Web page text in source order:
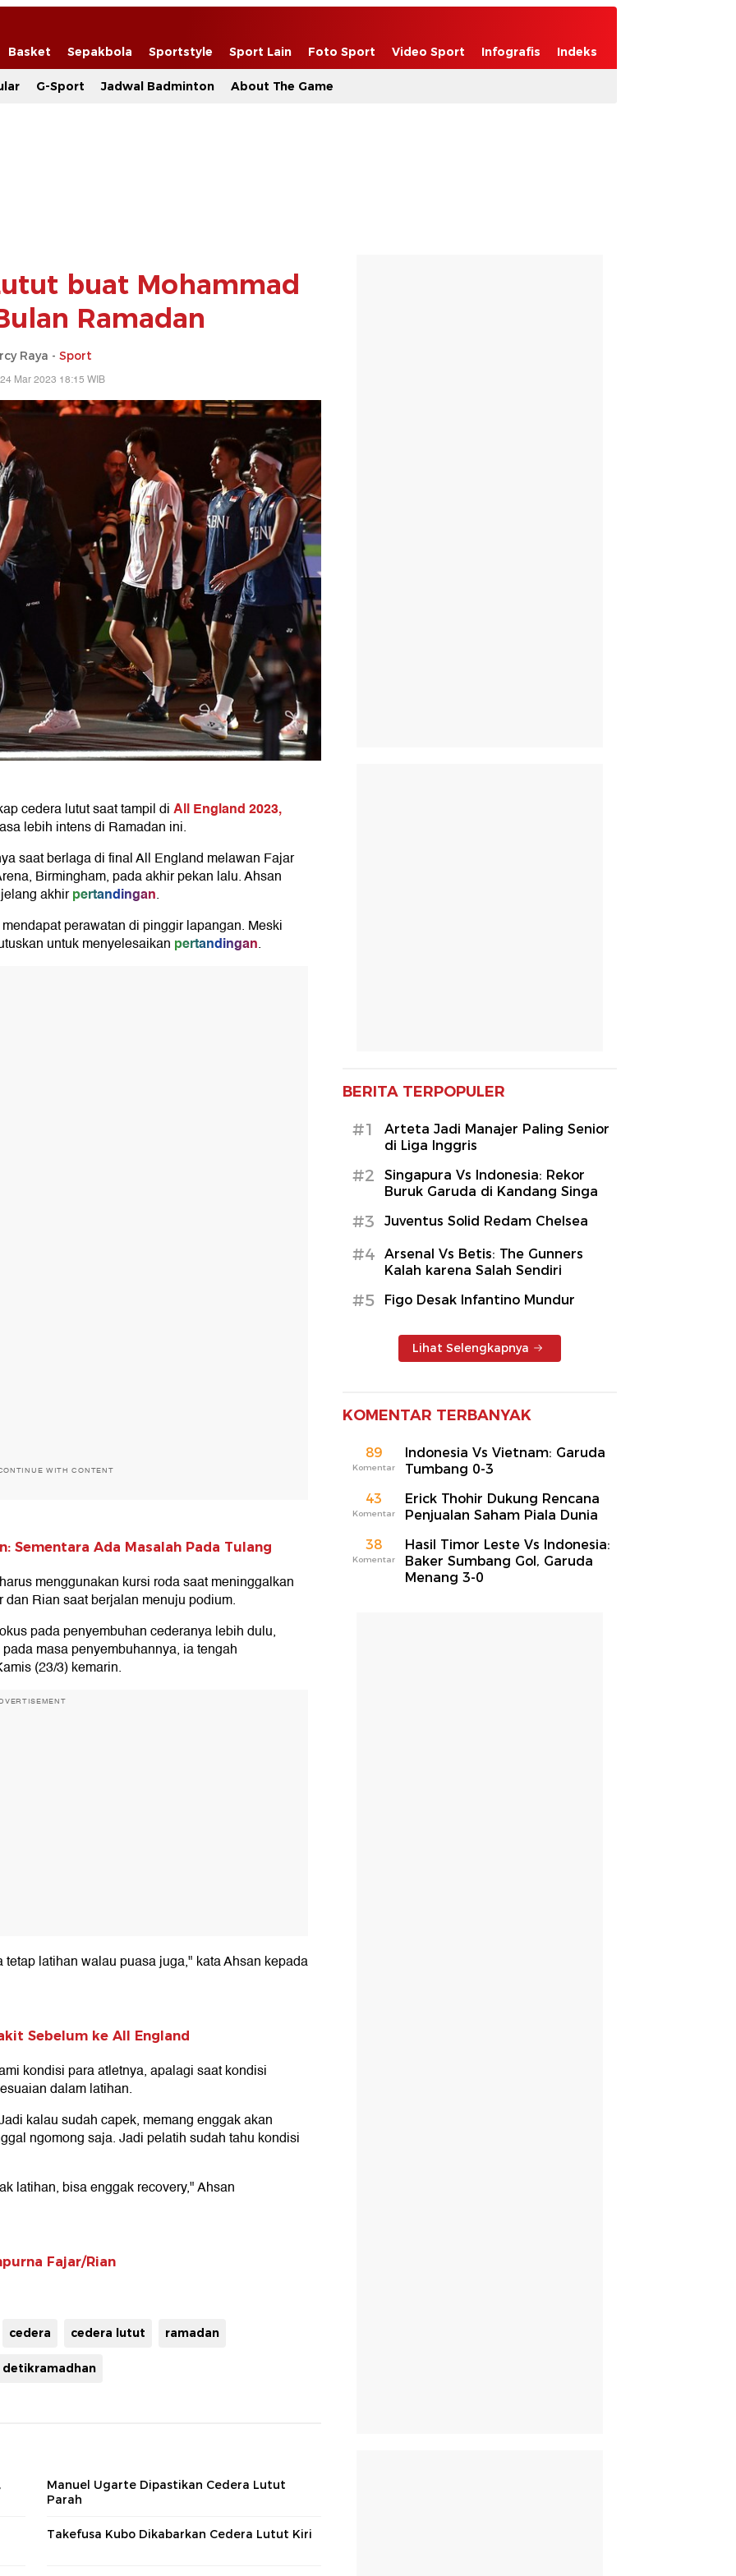
Basket Sepakbola Sportstyle Sport Lain Foto Sport Video Sport Infografis Indeks
G-Sport Jadwal Badminton About The Game
buat Mohammad
Ramadan
Raya - Sport
Mar 2023 18:15 WIB
cedera lutut saat tampil diAll England 2023,
lebih intens di Ramadan ini.
saat berlaga di final All England melawan Fajar
Birmingham, pada akhir pekan lalu. Ahsan
akhirpertandingan.
perawatan di pinggir lapangan. Meski
untuk menyelesaikan pertandingan.
WITH CONTENT
Sementara Ada Masalah Pada Tulang
harus menggunakan kursi roda saat meninggalkan
Rian saat berjalan menuju podium.
pada penyembuhan cederanya lebih dulu,
masa penyembuhannya, ia tengah
(23/3) kemarin.
latihan walau puasa juga," kata Ahsan kepada
Sebelum ke All England
kondisi para atletnya, apalagi saat kondisi
dalam latihan.
kalau sudah capek, memang enggak akan
ngomong saja. Jadi pelatih sudah tahu kondisi
latihan, bisa enggak recovery," Ahsan
Fajar/Rian
cedera cedera lutut ramadan
detikramadhan
Manuel Ugarte Dipastikan Cedera Lutut
Parah
Takefusa Kubo Dikabarkan Cedera Lutut Kiri
BERITA TERPOPULER
#1
Arteta Jadi Manajer Paling Senior
di Liga Inggris
#2
Singapura Vs Indonesia: Rekor
Buruk Garuda di Kandang Singa
#3 Juventus Solid Redam Chelsea
#4
Arsenal Vs Betis: The Gunners
Kalah karena Salah Sendiri
#5 Figo Desak Infantino Mundur
Lihat Selengkapnya
KOMENTAR TERBANYAK
89
Komentar
Indonesia Vs Vietnam: Garuda
Tumbang 0-3
43
Komentar
Erick Thohir Dukung Rencana
Penjualan Saham Piala Dunia
38
Komentar
Hasil Timor Leste Vs Indonesia:
Baker Sumbang Gol, Garuda
Menang 3-0